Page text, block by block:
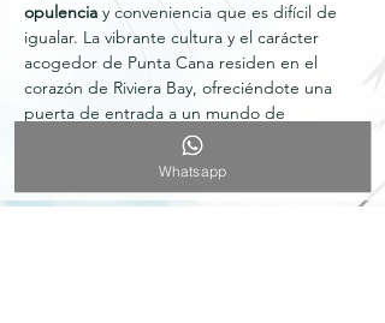
opulencia y conveniencia que es difícil de
igualar. La vibrante cultura y el carácter
acogedor de Punta Cana residen en el
corazón de Riviera Bay, ofreciéndote una
puerta de entrada a un mundo de
posibilidades exóticas y relaciones
Whatsapp